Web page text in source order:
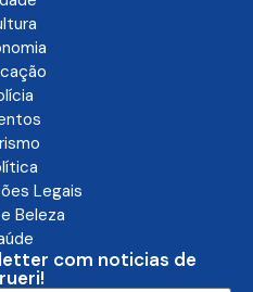
Legais
Beleza
com noticias de